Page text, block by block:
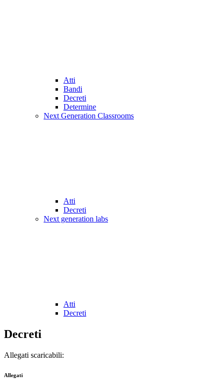
Atti
Bandi
Decreti
Determine
Next Generation Classrooms
Atti
Decreti
Next generation labs
Atti
Decreti
Decreti
Allegati scaricabili:
Allegati